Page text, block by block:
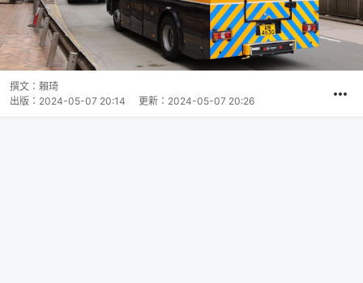
撰文： 賴琦
出版： 2024-05-07 20:14 更新： 2024-05-07 20:26